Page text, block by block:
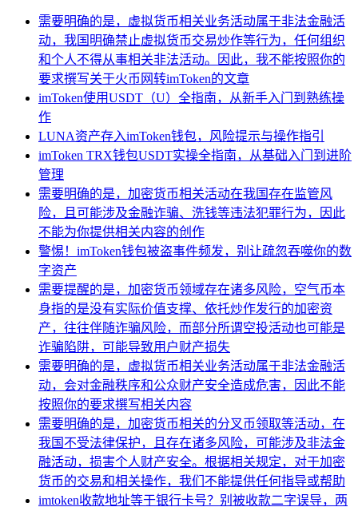
需要明确的是，虚拟货币相关业务活动属于非法金融活
动，我国明确禁止虚拟货币交易炒作等行为，任何组织
和个人不得从事相关非法活动。因此，我不能按照你的
要求撰写关于火币网转imToken的文章
imToken使用USDT（U）全指南，从新手入门到熟练操
作
LUNA资产存入imToken钱包，风险提示与操作指引
imToken TRX钱包USDT实操全指南，从基础入门到进阶
管理
需要明确的是，加密货币相关活动在我国存在监管风
险，且可能涉及金融诈骗、洗钱等违法犯罪行为，因此
不能为你提供相关内容的创作
警惕！imToken钱包被盗事件频发，别让疏忽吞噬你的数
字资产
需要提醒的是，加密货币领域存在诸多风险，空气币本
身指的是没有实际价值支撑、依托炒作发行的加密资
产，往往伴随诈骗风险，而部分所谓空投活动也可能是
诈骗陷阱，可能导致用户财产损失
需要明确的是，虚拟货币相关业务活动属于非法金融活
动，会对金融秩序和公众财产安全造成危害，因此不能
按照你的要求撰写相关内容
需要明确的是，加密货币相关的分叉币领取等活动，在
我国不受法律保护，且存在诸多风险，可能涉及非法金
融活动，损害个人财产安全。根据相关规定，对于加密
货币的交易和相关操作，我们不能提供任何指导或帮助
imtoken收款地址等于银行卡号？别被收款二字误导，两